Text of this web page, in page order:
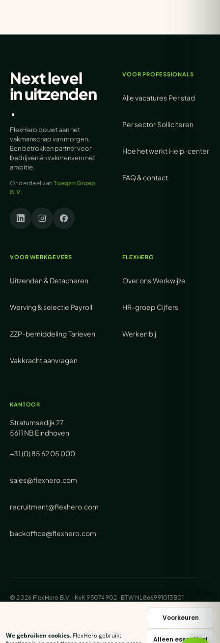
Next level
inuitzenden
.
FlexHero bouwt aan het
vakmanschap van morgen.
Een betrokken partner voor
bedrijven én vakmensen met
ambitie.
Onderdeel vanToeqan Groep
B.V.
VOOR PROFESSIONALS
Alle vacatures Per stad
Per sector Solliciteren
Hoe het werkt Help-center
FAQ & contact
VOOR WERKGEVERS
Uitzenden & Detacheren
Werving & selectie Payroll
ZZP-bemiddelingTarieven
Vakkracht aanvragen
FLEXHERO
Over onsWerkwijze
HR-groep Cijfers
Werken bij
KANTOOR
Stratumsedijk 27
5611 NB Eindhoven
+31 (0) 85 62 05 000
sales@flexhero.com
recruitment@flexhero.com
backoffice@flexhero.com
© 2026 FlexHero B.V. · KvK 95074902 · BTW NL866991013B01
We gebruiken cookies. FlexHero gebruikt
Voorkeuren
Alleen essentieel